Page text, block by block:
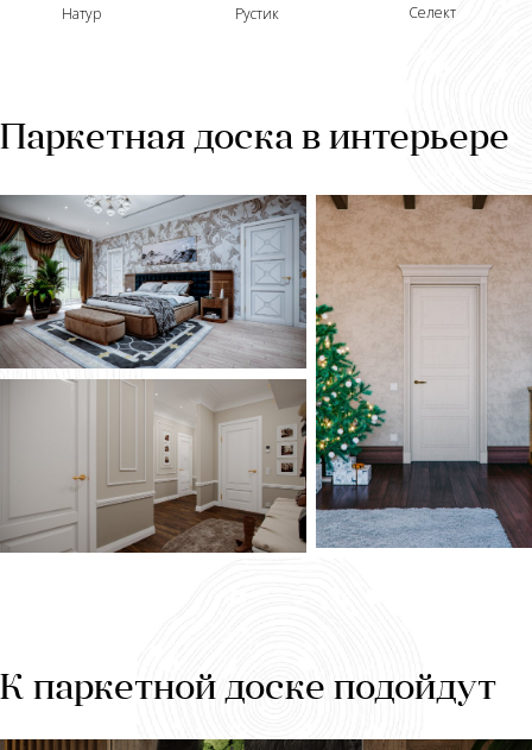
Натур Рустик Селект
Паркетная доска в интерьере
К паркетной доске подойдут